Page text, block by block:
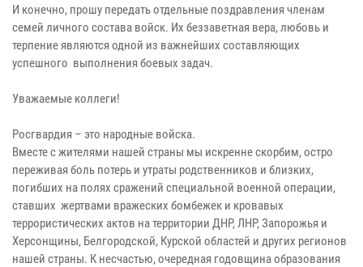
И конечно, прошу передать отдельные поздравления членам
семей личного состава войск. Их беззаветная вера, любовь и
терпение являются одной из важнейших составляющих
успешного выполнения боевых задач.
Уважаемые коллеги!
Росгвардия – это народные войска.
Вместе с жителями нашей страны мы искренне скорбим, остро
переживая боль потерь и утраты родственников и близких,
погибших на полях сражений специальной военной операции,
ставших жертвами вражеских бомбежек и кровавых
террористических актов на территории ДНР, ЛНР, Запорожья и
Херсонщины, Белгородской, Курской областей и других регионов
нашей страны. К несчастью, очередная годовщина образования